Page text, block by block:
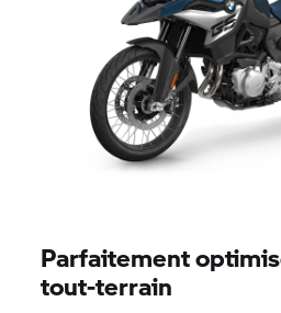
Parfaitement
tout-terrain